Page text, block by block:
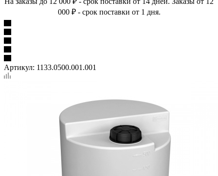
На заказы до 12 000 ₽ - срок поставки от 14 дней. Заказы от 12
000 ₽ - срок поставки от 1 дня.
Артикул: 1133.0500.001.001